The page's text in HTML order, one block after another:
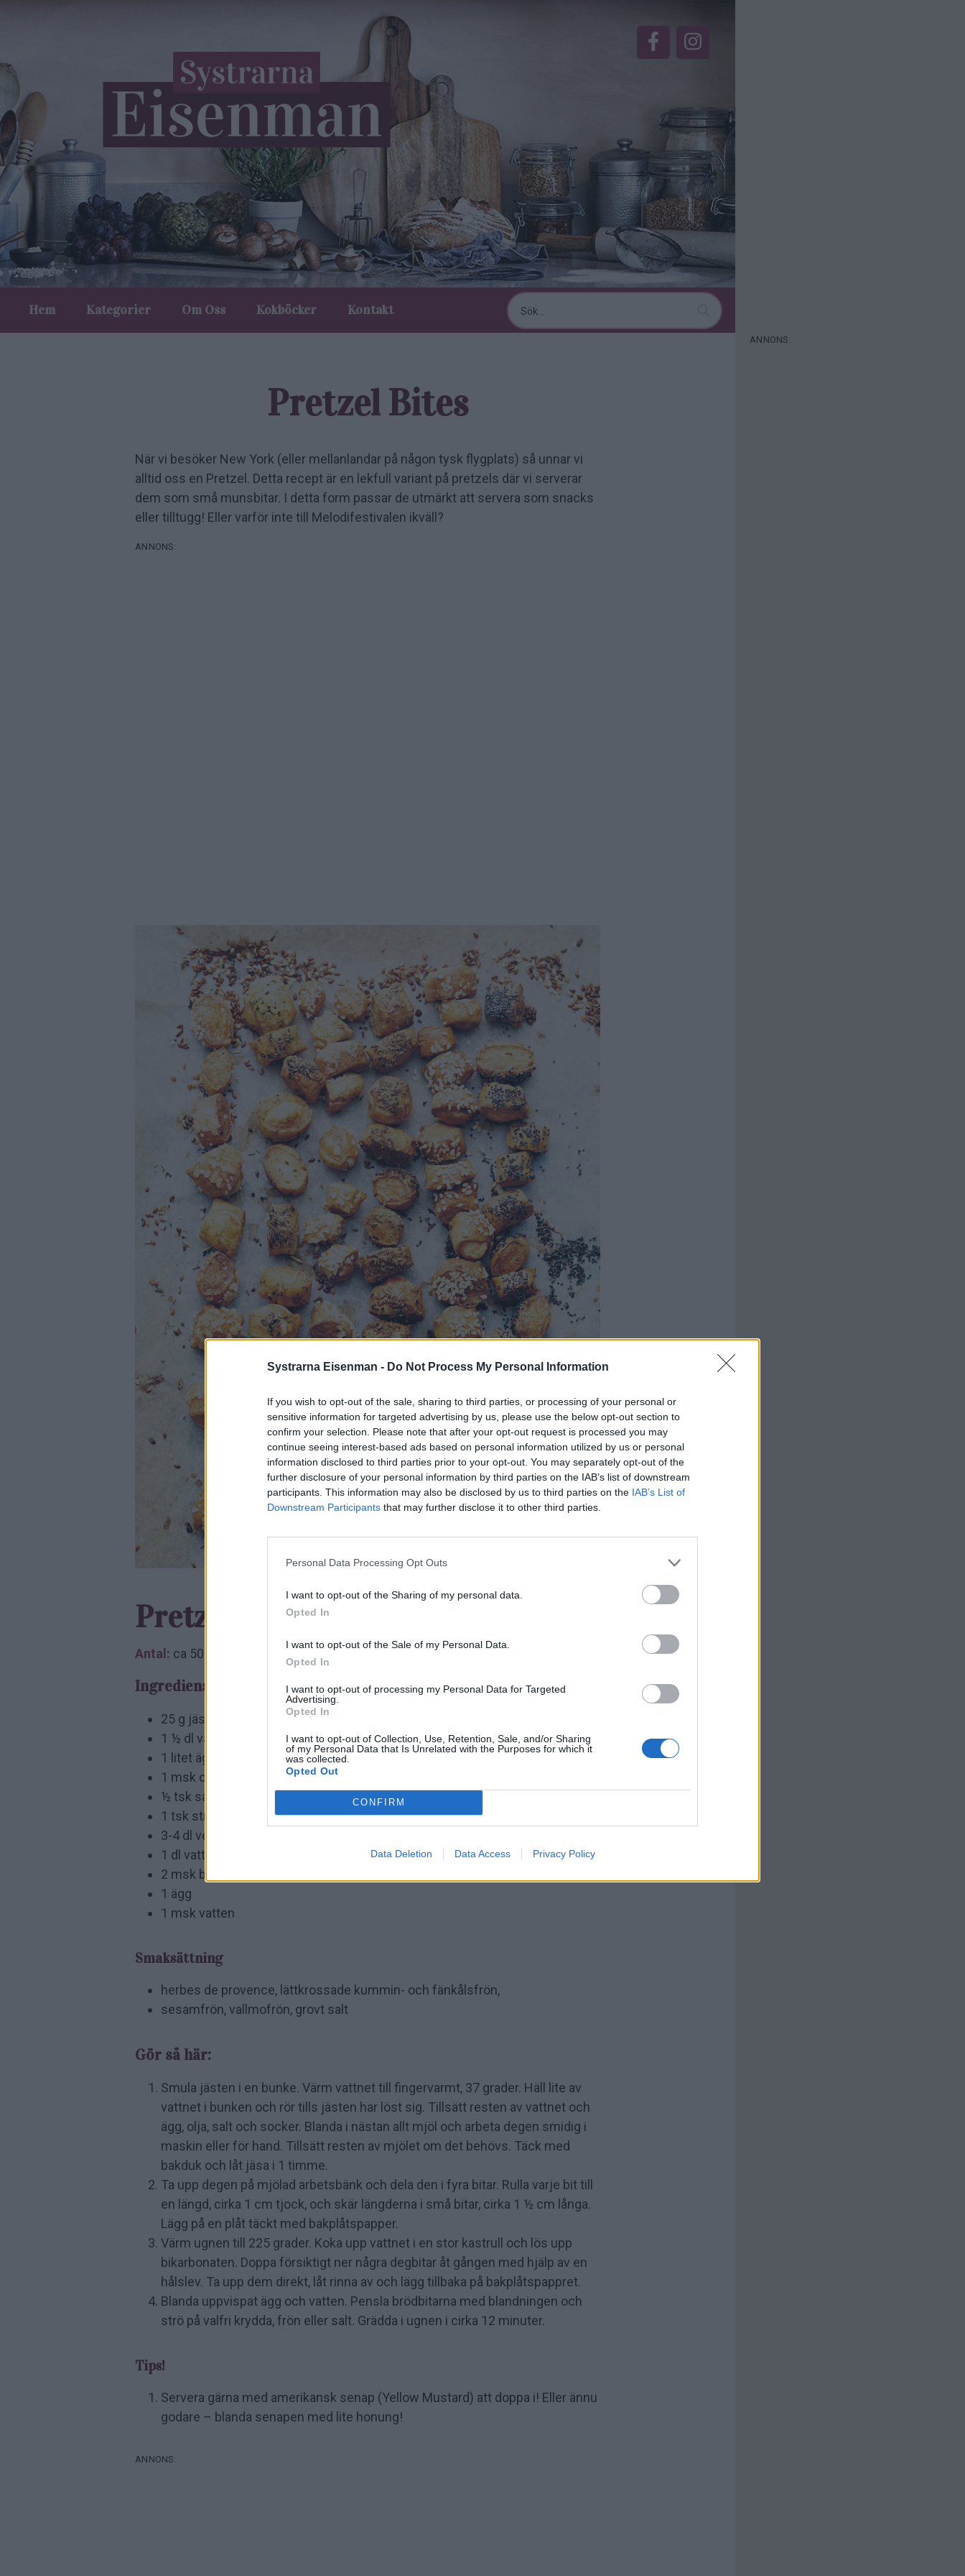
Systrarna Eisenman - Do Not Process My Personal Information
If you wish to opt-out of the sale, sharing to third parties, or processing of your personal or
sensitive information for targeted advertising by us, please use the below opt-out section to
confirm your selection. Please note that after your opt-out request is processed you may
continue seeing interest-based ads based on personal information utilized by us or personal
information disclosed to third parties prior to your opt-out. You may separately opt-out of the
further disclosure of your personal information by third parties on the IAB’s list of downstream
participants. This information may also be disclosed by us to third parties on the IAB’s List of
Downstream Participants that may further disclose it to other third parties.
Personal Data Processing Opt Outs
I want to opt-out of the Sharing of my personal data.
Opted In
I want to opt-out of the Sale of my Personal Data.
Opted In
I want to opt-out of processing my Personal Data for Targeted
Advertising.
Opted In
I want to opt-out of Collection, Use, Retention, Sale, and/or Sharing
of my Personal Data that Is Unrelated with the Purposes for which it
was collected.
Opted Out
CONFIRM
Data Deletion Data Access Privacy Policy
Hem Kategorier Om Oss Kokböcker Kontakt
Pretzel Bites
När vi besöker New York (eller mellanlandar på någon tysk flygplats) så unnar vi
alltid oss en Pretzel. Detta recept är en lekfull variant på pretzels där vi serverar
dem som små munsbitar. I detta form passar de utmärkt att servera som snacks
eller tilltugg! Eller varför inte till Melodifestivalen ikväll?
Foto Roland Persson
Pretzelbites
Antal: ca 50 stycken
Ingredienser:
25 g jäst
1 ½ dl vatten
1 litet ägg
1 msk olja
½ tsk salt
1 tsk strösocker
3-4 dl vetemjöl
1 dl vatten
2 msk bikarbonat
1 ägg
1 msk vatten
Smaksättning
herbes de provence, lättkrossade kummin- och fänkålsfrön,
sesamfrön, vallmofrön, grovt salt
Gör så här:
Smula jästen i en bunke. Värm vattnet till fingervarmt, 37 grader. Häll lite av
vattnet i bunken och rör tills jästen har löst sig. Tillsätt resten av vattnet och
ägg, olja, salt och socker. Blanda i nästan allt mjöl och arbeta degen smidig i
maskin eller för hand. Tillsätt resten av mjölet om det behövs. Täck med
bakduk och låt jäsa i 1 timme.
Ta upp degen på mjölad arbetsbänk och dela den i fyra bitar. Rulla varje bit till
en längd, cirka 1 cm tjock, och skär längderna i små bitar, cirka 1 ½ cm långa.
Lägg på en plåt täckt med bakplåtspapper.
Värm ugnen till 225 grader. Koka upp vattnet i en stor kastrull och lös upp
bikarbonaten. Doppa försiktigt ner några degbitar åt gången med hjälp av en
hålslev. Ta upp dem direkt, låt rinna av och lägg tillbaka på bakplåtspappret.
Blanda uppvispat ägg och vatten. Pensla brödbitarna med blandningen och
strö på valfri krydda, frön eller salt. Grädda i ugnen i cirka 12 minuter.
Tips!
Servera gärna med amerikansk senap (Yellow Mustard) att doppa i! Eller ännu
godare – blanda senapen med lite honung!